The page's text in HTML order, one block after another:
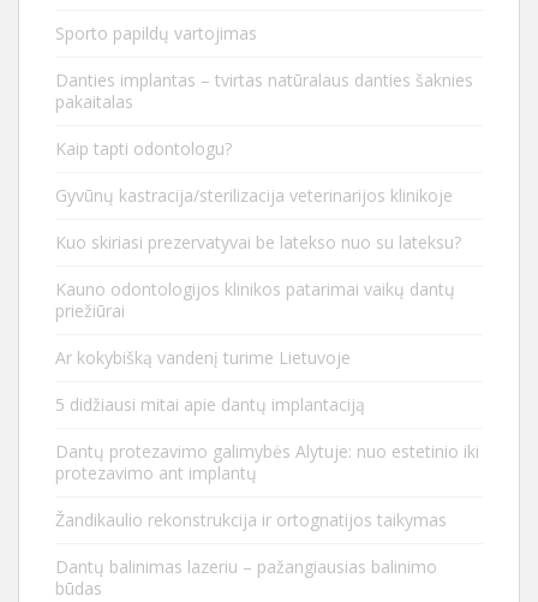
Sporto papildų vartojimas
Danties implantas – tvirtas natūralaus danties šaknies
pakaitalas
Kaip tapti odontologu?
Gyvūnų kastracija/sterilizacija veterinarijos klinikoje
Kuo skiriasi prezervatyvai be latekso nuo su lateksu?
Kauno odontologijos klinikos patarimai vaikų dantų
priežiūrai
Ar kokybišką vandenį turime Lietuvoje
5 didžiausi mitai apie dantų implantaciją
Dantų protezavimo galimybės Alytuje: nuo estetinio iki
protezavimo ant implantų
Žandikaulio rekonstrukcija ir ortognatijos taikymas
Dantų balinimas lazeriu – pažangiausias balinimo
būdas